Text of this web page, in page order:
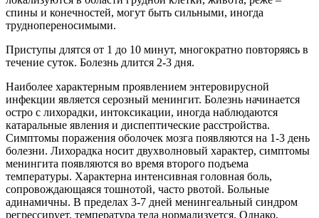
спины и конечностей, могут быть сильными, иногда
труднопереносимыми.
Приступы длятся от 1 до 10 минут, многократно повторяясь в
течение суток. Болезнь длится 2-3 дня.
Наиболее характерным проявлением энтеровирусной
инфекции является серозный менингит. Болезнь начинается
остро с лихорадки, интоксикации, иногда наблюдаются
катаральные явления и диспептические расстройства.
Симптомы поражения оболочек мозга появляются на 1-3 день
болезни. Лихорадка носит двухволновый характер, симптомы
менингита появляются во время второго подъема
температуры. Характерна интенсивная головная боль,
сопровождающаяся тошнотой, часто рвотой. Больные
адинамичны. В пределах 3-7 дней менингеальный синдром
регрессирует, температура тела нормализуется. Однако,